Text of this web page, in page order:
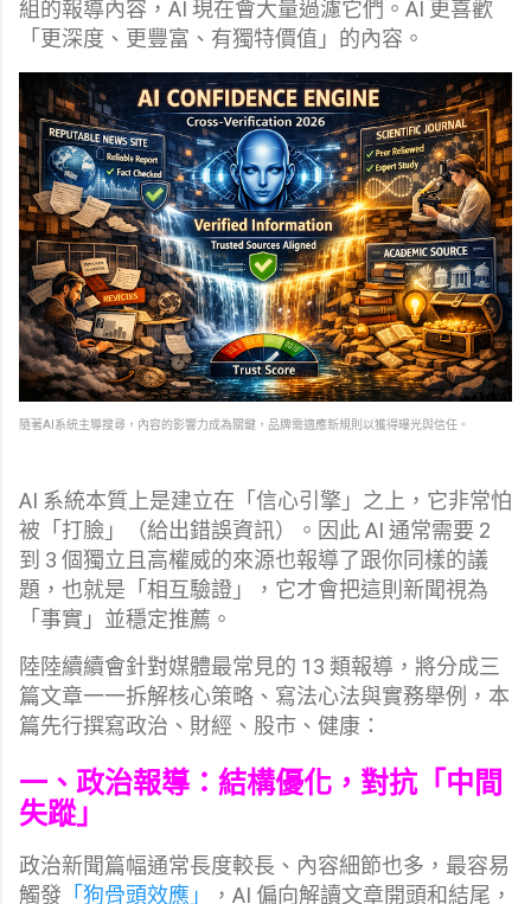
組的報導內容，AI 現在會大量過濾它們。AI 更喜歡
「更深度、更豐富、有獨特價值」的內容。
隨著AI系統主導搜尋，內容的影響力成為關鍵，品牌需適應新規則以獲得曝光與信任。
AI 系統本質上是建立在「信心引擎」之上，它非常怕
被「打臉」（給出錯誤資訊）。因此 AI 通常需要 2
到 3 個獨立且高權威的來源也報導了跟你同樣的議
題，也就是「相互驗證」，它才會把這則新聞視為
「事實」並穩定推薦。
陸陸續續會針對媒體最常見的 13 類報導，將分成三
篇文章一一拆解核心策略、寫法心法與實務舉例，本
篇先行撰寫政治、財經、股市、健康：
一、政治報導：結構優化，對抗「中間
失蹤」
政治新聞篇幅通常長度較長、內容細節也多，最容易
觸發 「狗骨頭效應」
，AI 偏向解讀文章開頭和結尾，